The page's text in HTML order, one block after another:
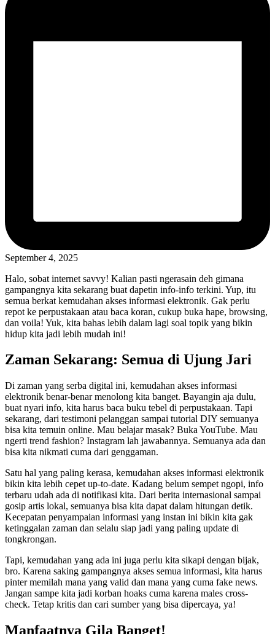
September 4, 2025
Halo, sobat internet savvy! Kalian pasti ngerasain deh gimana
gampangnya kita sekarang buat dapetin info-info terkini. Yup, itu
semua berkat kemudahan akses informasi elektronik. Gak perlu
repot ke perpustakaan atau baca koran, cukup buka hape, browsing,
dan voila! Yuk, kita bahas lebih dalam lagi soal topik yang bikin
hidup kita jadi lebih mudah ini!
Zaman Sekarang: Semua di Ujung Jari
Di zaman yang serba digital ini, kemudahan akses informasi
elektronik benar-benar menolong kita banget. Bayangin aja dulu,
buat nyari info, kita harus baca buku tebel di perpustakaan. Tapi
sekarang, dari testimoni pelanggan sampai tutorial DIY semuanya
bisa kita temuin online. Mau belajar masak? Buka YouTube. Mau
ngerti trend fashion? Instagram lah jawabannya. Semuanya ada dan
bisa kita nikmati cuma dari genggaman.
Satu hal yang paling kerasa, kemudahan akses informasi elektronik
bikin kita lebih cepet up-to-date. Kadang belum sempet ngopi, info
terbaru udah ada di notifikasi kita. Dari berita internasional sampai
gosip artis lokal, semuanya bisa kita dapat dalam hitungan detik.
Kecepatan penyampaian informasi yang instan ini bikin kita gak
ketinggalan zaman dan selalu siap jadi yang paling update di
tongkrongan.
Tapi, kemudahan yang ada ini juga perlu kita sikapi dengan bijak,
bro. Karena saking gampangnya akses semua informasi, kita harus
pinter memilah mana yang valid dan mana yang cuma fake news.
Jangan sampe kita jadi korban hoaks cuma karena males cross-
check. Tetap kritis dan cari sumber yang bisa dipercaya, ya!
Manfaatnya Gila Banget!